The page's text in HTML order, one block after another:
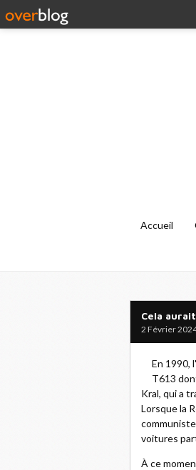
Accueil
Cela
2 Février
En 1990,
T613
Kral, qui a
Lorsque la
voitures
À ce